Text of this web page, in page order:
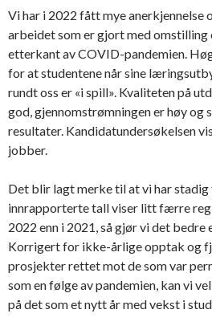
Vi har i 2022 fått mye anerkjennelse
arbeidet som er gjort med
etterkant av COVID-pandemien.
for at studentene når sine
rundt oss er «i spill». Kvaliteten på
god, gjennomstrømningen er høy og
resultater. Kandidatundersøkelsen
jobber.
Det blir lagt merke til at vi har stadig
innrapporterte tall viser litt færre
2022 enn i 2021, så gjør vi det bedre
Korrigert for ikke-årlige opptak og
prosjekter rettet mot de som var
som en følge av pandemien, kan vi
på det som et nytt år med vekst i